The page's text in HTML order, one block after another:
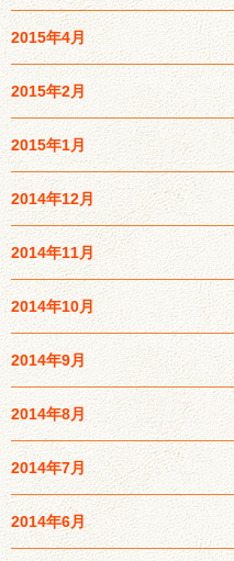
2015年4月
2015年2月
2015年1月
2014年12月
2014年11月
2014年10月
2014年9月
2014年8月
2014年7月
2014年6月